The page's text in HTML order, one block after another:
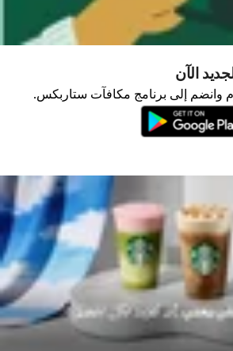
الآن
وانضم إلى برنامج مكافآت ستاربكس.